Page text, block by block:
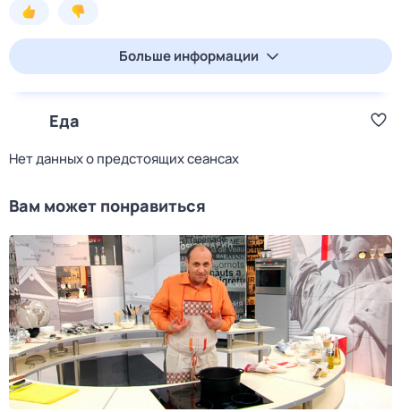
Больше информации
Еда
Нет данных о предстоящих сеансах
Вам может понравиться